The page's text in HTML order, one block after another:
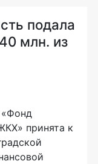
подала
млн. из
«Фонд
принята к